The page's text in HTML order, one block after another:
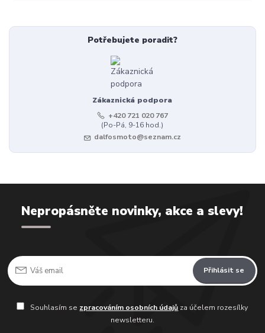
Potřebujete poradit?
Zákaznická podpora
+420 721 020 767
(Po-Pá, 9-16 hod.)
dalfosmoto@seznam.cz
Nepropásněte novinky, akce a slevy!
Přihlásit se
Souhlasím se zpracováním osobních údajů za účelem rozesílky
newsletteru.